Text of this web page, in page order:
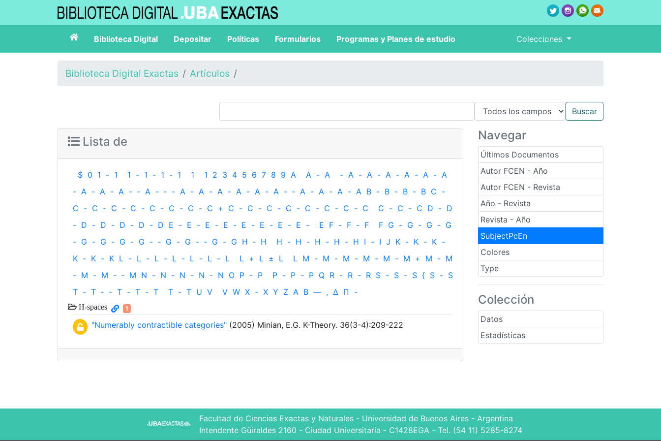
Biblioteca Digital Depositar Políticas Formularios Programas y Planes de estudio Colecciones
Biblioteca Digital Exactas Artículos
Navegar
Últimos Documentos
Autor FCEN - Año
Autor FCEN - Revista
Año - Revista
Revista - Año
SubjectPcEn
Colores
Type
Colección
Datos
Estadísticas
Lista de
$ 0 1 - 1 1 - 1 - 1 - 1 1 1 2 3 4 5 6 7 8 9 A A - A - A - A - A - A - A - A
- A - A - A - ‐ A - ‐ - A - A - A - A - A - A - ‐ A - A - A - A B - B - B - B C -
C - C - C - C - C - C - C - C + C - C - C - C - C - C - C - C C - C - C D - D
- D - D - D - D - D E - E - E - E - E - E - E - E - E F - F - F F G - G - G - G
- G - G - G - G - ‐ G - G - ‐ G - G H ‐ H H - H - H - H - H I - I J K - K - K -
K - K - K L - L - L - L - L - L - L L + L ± L L M - M - M - M - M - M + M - M
- M - M - ‐ M N - N - N - N - N O P - P P - P - P Q R - R - R S - S - S { S - S
T - T ‐ - T - T - T T - T U V V W X - X Y Z Α Β — , Δ Π -
H-spaces 1
"Numerably contractible categories" (2005) Minian, E.G. K-Theory. 36(3-4):209-222
Facultad de Ciencias Exactas y Naturales - Universidad de Buenos Aires - Argentina
Intendente Güiraldes 2160 - Ciudad Universitaria - C1428EGA - Tel. (54 11) 5285-8274